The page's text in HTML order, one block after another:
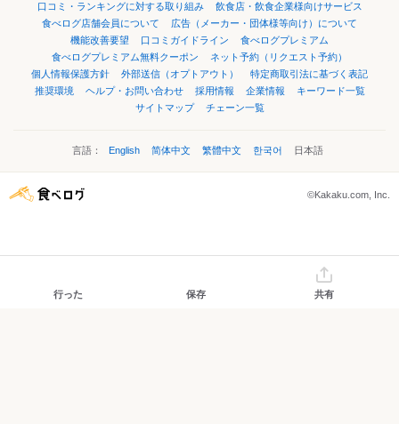
口コミ・ランキングに対する取り組み
飲食店・飲食企業様向けサービス
食べログ店舗会員について
広告（メーカー・団体様等向け）について
機能改善要望
口コミガイドライン
食べログプレミアム
食べログプレミアム無料クーポン
ネット予約（リクエスト予約）
個人情報保護方針
外部送信（オプトアウト）
特定商取引法に基づく表記
推奨環境
ヘルプ・お問い合わせ 採用情報 企業情報
キーワード一覧
サイトマップ
チェーン一覧
言語： English 简体中文 繁體中文 한국어 日本語
©Kakaku.com, Inc.
行った 保存 共有